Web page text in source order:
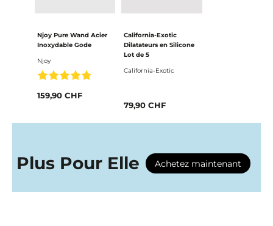
Njoy Pure Wand Acier
Inoxydable Gode
Njoy
159,90 CHF
California-Exotic
Dilatateurs en Silicone
Lot de 5
California-Exotic
79,90 CHF
Plus Pour Elle Achetez maintenant